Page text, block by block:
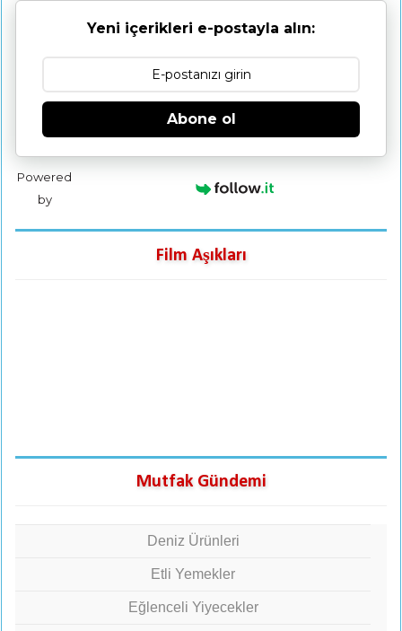
Yeni içerikleri e-postayla alın:
Abone ol
Powered
by
Film Aşıkları
Mutfak Gündemi
Deniz Ürünleri
Etli Yemekler
Eğlenceli Yiyecekler